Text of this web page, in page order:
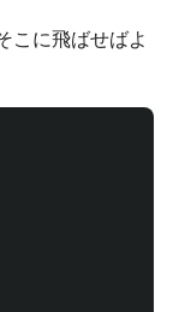
こに飛ばせばよ